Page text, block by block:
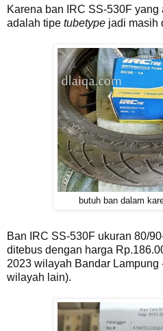
Karena ban IRC SS-530F
adalah tipe tubetype jadi masih
butuh ban dalam
Ban IRC SS-530F ukuran 80/
ditebus dengan harga
2023 wilayah Bandar
wilayah lain).